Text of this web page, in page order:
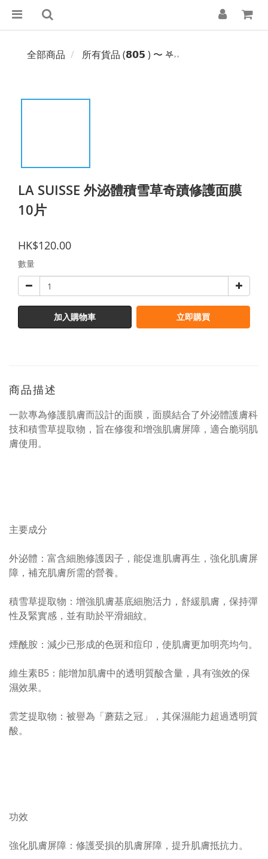
全部商品 所有貨品 (𝟴𝟬𝟱 ) 〜 𖤐˒˒‪‪
LA SUISSE 外泌體積雪草奇蹟修護面膜
10片
HK$120.00
數量
加入購物車 立即購買
商品描述
一款專為修護肌膚而設計的面膜，面膜結合了外泌體護膚科
技和積雪草提取物，旨在修復和增強肌膚屏障，適合脆弱肌
膚使用。
主要成分
外泌體：富含細胞修護因子，能促進肌膚再生，強化肌膚屏
障，補充肌膚所需的營養。
積雪草提取物：增強肌膚基底細胞活力，舒緩肌膚，保持彈
性及緊實感，並有助於平滑細紋。
煙酰胺：減少已形成的色斑和痘印，使肌膚更加明亮均勻。
維生素B5：能增加肌膚中的透明質酸含量，具有強效的保
濕效果。
雲芝提取物：被譽為「蘑菇之冠」，其保濕能力超過透明質
酸。
功效
強化肌膚屏障：修護受損的肌膚屏障，提升肌膚抵抗力。